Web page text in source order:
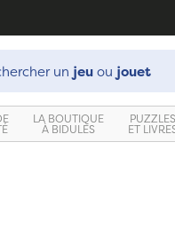
:
un jeuou jouet
LA BOUTIQUE
À BIDULES
PUZZLES
ET